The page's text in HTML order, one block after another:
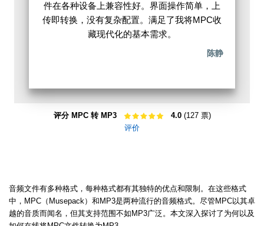
件在各种设备上兼容性好。界面操作简单，上
传即转换，没有复杂配置。满足了我将MPC收
藏现代化的基本需求。
陈静
评分 MPC 转 MP3 4.0(127 票)
评价
音频文件有多种格式，每种格式都有其独特的优点和限制。在这些格式
中，MPC（Musepack）和MP3是两种流行的音频格式。尽管MPC以其卓
越的音质而闻名，但其支持范围不如MP3广泛。本文深入探讨了为何以及